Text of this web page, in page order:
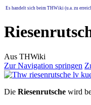
Es handelt sich beim THWiki (u.a. zu
Aus THWiki
Zur Navigation springen
Die Riesenrutsche wird